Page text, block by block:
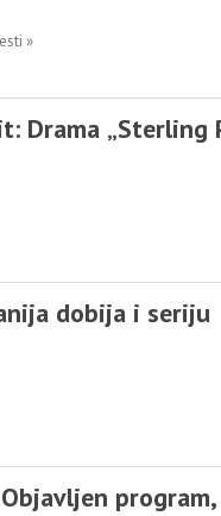
»
Drama „Sterling
dobija i seriju